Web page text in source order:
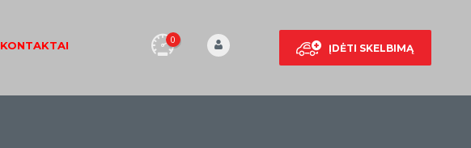
ĮDĖTI SKELBIMĄ
0
KONTAKTAI